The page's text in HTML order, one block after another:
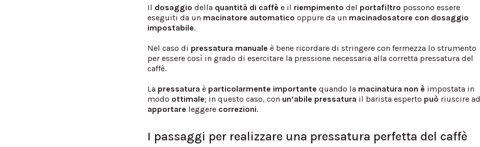
Il dosaggio della quantità di caffè e il riempimento del portafiltro possono essere
eseguiti da un macinatore automaticooppure da un macinadosatore con dosaggio
impostabile.
Nel caso di pressatura manualeè bene ricordare di stringere con fermezza lo strumento
per essere così in grado di esercitare la pressione necessaria alla corretta pressatura del
caffè.
La pressatura è particolarmente importante quando la macinatura non è impostata in
modo ottimale; in questo caso, con un’abile pressatura il barista esperto può riuscire ad
apportare leggere correzioni.
I passaggi per realizzare una pressatura perfetta del caffè